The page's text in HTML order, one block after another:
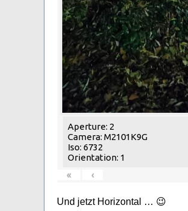
Aperture: 2
Camera: M2101K9G
Iso: 6732
Orientation: 1
«
‹
Und jetzt Horizontal … 😉